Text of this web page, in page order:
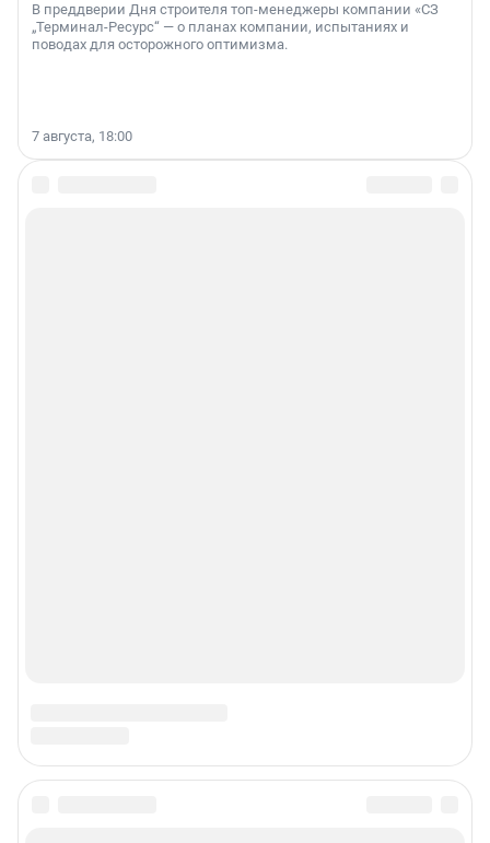
В преддверии Дня строителя топ-менеджеры компании «СЗ
„Терминал-Ресурс“ — о планах компании, испытаниях и
поводах для осторожного оптимизма.
7 августа, 18:00